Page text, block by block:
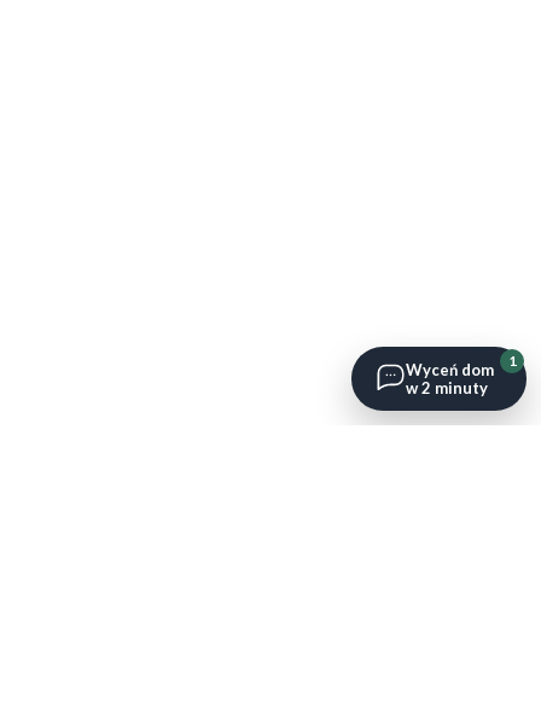
1
Wyceń dom
w 2 minuty